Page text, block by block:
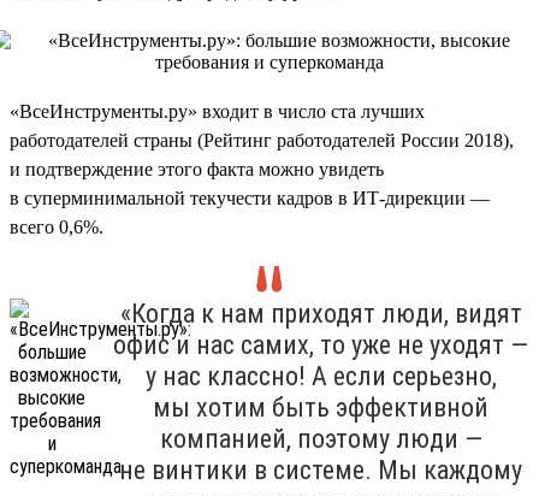
«ВсеИнструменты.ру» входит в число ста лучших
работодателей страны (Рейтинг работодателей России 2018),
и подтверждение этого факта можно увидеть
в суперминимальной текучести кадров в ИТ-дирекции —
всего 0,6%.
«Когда к нам приходят люди, видят
офис и нас самих, то уже не уходят —
у нас классно! А если серьезно,
мы хотим быть эффективной
компанией, поэтому люди —
не винтики в системе. Мы каждому